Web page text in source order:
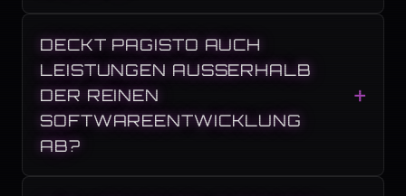
DECKT PAGISTO AUCH
LEISTUNGEN AUSSERHALB D
ER REINEN S
OFTWAREENTWICKLUNG A
B?